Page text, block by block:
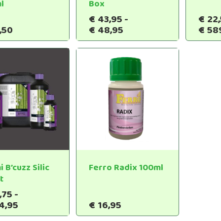
product
variaties.
Deze
optie
kan
gekozen
op
de
Box
€ 43,95-
€ 48,95
€43,95
tot
€48,95
heeft
productpagina
€
€
B’cuzz Silic
-
€14,75
Ferro Radix 100ml
€ 16,95